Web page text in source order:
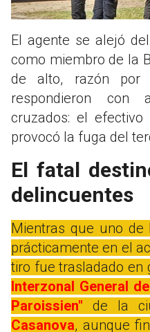
El agente se alejó
como miembro de la
de alto, razón por
respondieron con
cruzados: el
provocó la fuga del
El fatal
delincuentes
Mientras que uno de
prácticamente en el
tiro fue trasladado en
Interzonal General
Paroissien" de la
Casanova, aunque